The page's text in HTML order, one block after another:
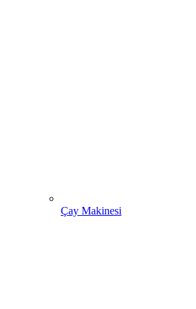
Çay Makinesi